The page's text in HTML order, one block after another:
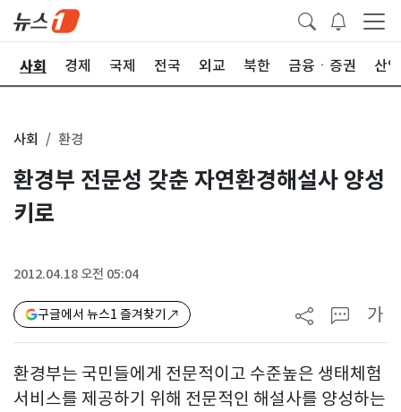
사회 경제 국제 전국 외교 북한 금융ㆍ증권 산업
사회 환경
환경부 전문성 갖춘 자연환경해설사 양성
키로
2012.04.18 오전 05:04
구글에서 뉴스1 즐겨찾기 가
환경부는 국민들에게 전문적이고 수준높은 생태체험
서비스를 제공하기 위해 전문적인 해설사를 양성하는